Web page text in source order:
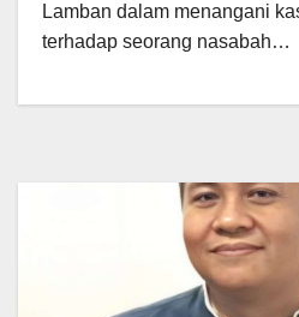
Lamban dalam menangani
terhadap seorang nasabah…